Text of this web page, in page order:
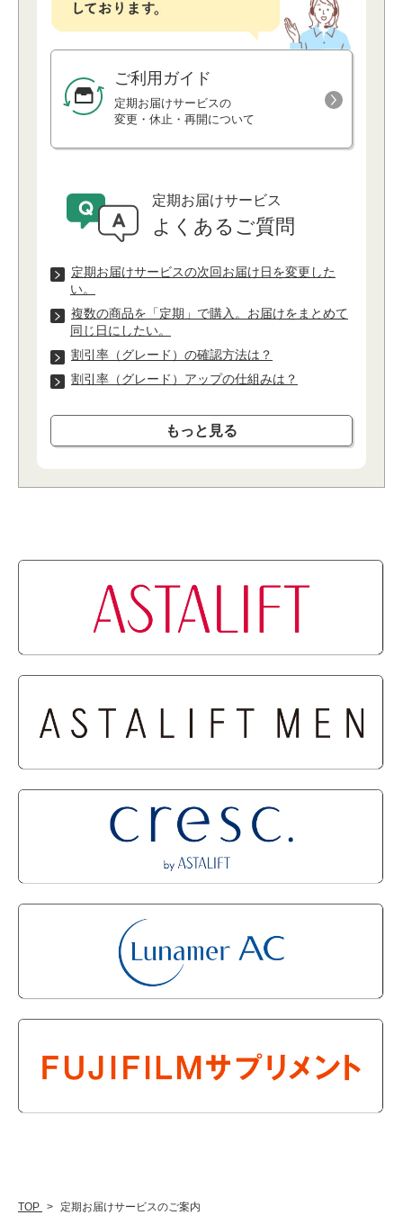
ご利用ガイド
定期お届けサービスの
変更・休⽌・再開について
定期お届けサービス
よくあるご質問
定期お届けサービスの次回お届け⽇を変更した
い。
複数の商品を「定期」で購⼊。お届けをまとめて
同じ⽇にしたい。
割引率（グレード）の確認⽅法は？
割引率（グレード）アップの仕組みは？
もっと⾒る
TOP 定期お届けサービスのご案内